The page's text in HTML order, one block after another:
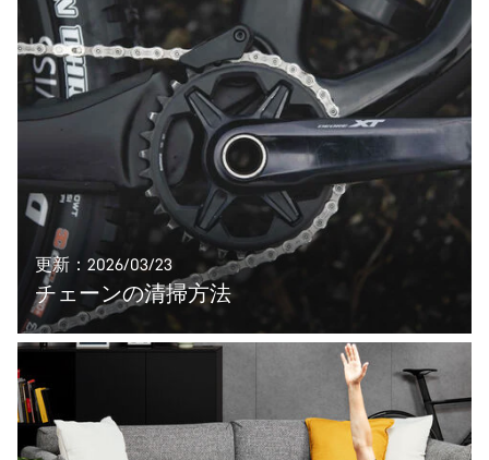
更新：2026/03/23
チェーンの清掃方法